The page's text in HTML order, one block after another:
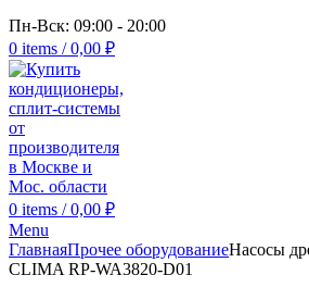
Пн-Вск: 09:00 - 20:00
0 items / 0,00 ₽
0 items / 0,00 ₽
Menu
ГлавнаяПрочее оборудованиеНасосы
CLIMA RP-WA3820-D01